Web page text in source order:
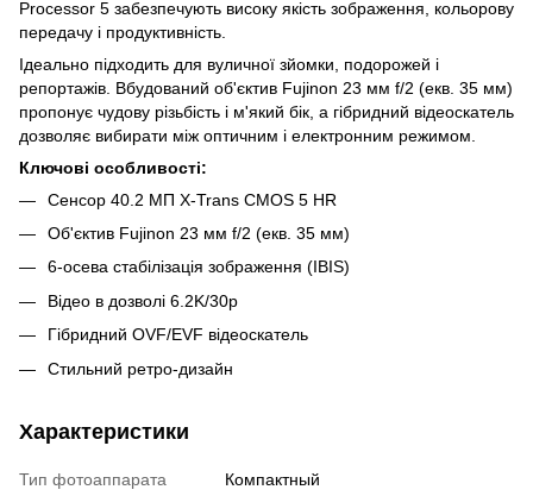
Processor 5 забезпечують високу якість зображення, кольорову
передачу і продуктивність.
Ідеально підходить для вуличної зйомки, подорожей і
репортажів. Вбудований об'єктив Fujinon 23 мм f/2 (екв. 35 мм)
пропонує чудову різьбість і м'який бік, а гібридний відеоскатель
дозволяє вибирати між оптичним і електронним режимом.
Ключові особливості:
Сенсор 40.2 МП X-Trans CMOS 5 HR
Об'єктив Fujinon 23 мм f/2 (екв. 35 мм)
6-осева стабілізація зображення (IBIS)
Відео в дозволі 6.2K/30p
Гібридний OVF/EVF відеоскатель
Стильний ретро-дизайн
Характеристики
Тип фотоаппарата
Компактный